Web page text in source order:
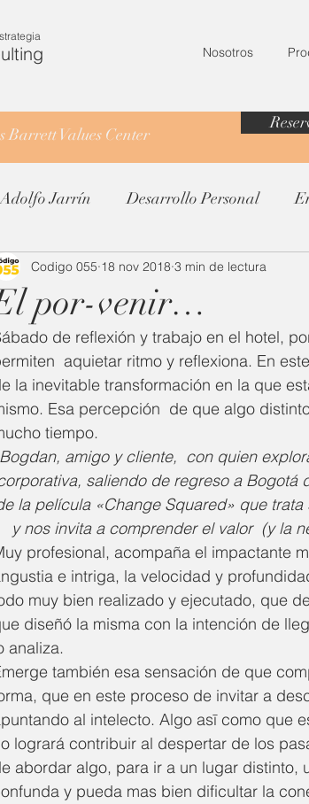
Nosotros
Barrett Values Center
Jarrín Desarrollo Personal
por-venir…
Codigo 055 18 nov 2018 3 min de lectura
de reflexión y trabajo en el hotel,
aquietar ritmo y reflexiona. En
la inevitable transformación en la que
Esa percepción  de que algo
tiempo.
Bogdan, amigo y cliente,  con quien
saliendo de regreso a Bogotá
la película «Change Squared» que
y nos invita a comprender el valor  (y la
profesional, acompaña el impactante
e intriga, la velocidad y
muy bien realizado y ejecutado, que
diseñó la misma con la intención de
analiza.
también esa sensación de que
que en este proceso de invitar a
al intelecto. Algo asī como que
logrará contribuir al despertar de los
abordar algo, para ir a un lugar
y pueda mas bien dificultar la